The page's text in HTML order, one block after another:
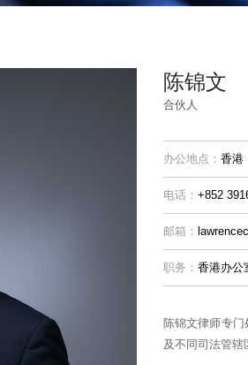
陈锦文
合伙人
办公地点： 香港
电话： +852
邮箱：
职务： 香港办公
陈锦文律师专
及不同司法管辖